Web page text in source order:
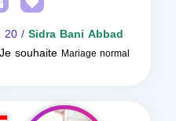
Sidra Bani Abbad
/ 20
Je souhaite Mariage normal